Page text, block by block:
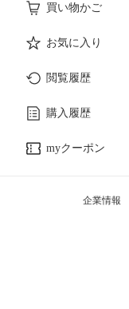
買い物かご
お気に入り
閲覧履歴
購入履歴
myクーポン
企業情報